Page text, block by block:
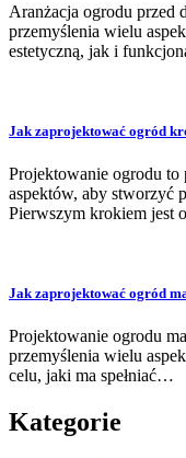
Aranżacja ogrodu przed
przemyślenia wielu
estetyczną, jak i
Jak zaprojektować ogród
Projektowanie ogrodu to
aspektów, aby stworzyć
Pierwszym krokiem jest
Jak zaprojektować ogród
Projektowanie ogrodu
przemyślenia wielu
celu, jaki ma spełniać…
Kategorie